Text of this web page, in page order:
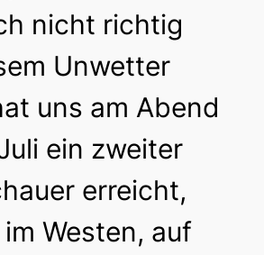
nicht richtig
Unwetter
uns am Abend
ein zweiter
erreicht,
Westen, auf